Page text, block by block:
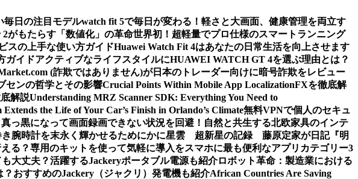
毎日の注目モデルwatch fit 5で毎日が変わる！軽さと大画面、健康管理を両立す
がもたらす「数値化」の革命世界初！超軽量でプロ仕様のスマートランニング
スの上手な使い方ガイドHuawei Watch Fit 4はあなたの日常生活を向上させます
ガイドアクティブなライフスタイルにHUAWEI WATCH GT 4を選ぶ理由とは？
(詐欺ではありません)が日本のトレーダー向けに暗号詐欺をレビュー
センの哲学とその影響Crucial Points Within Mobile App LocalizationFXを徹底解
解説Understanding MRZ Scanner SDK: Everything You Need to
the Life of Your Car’s Finish in Orlando’s Climate無料VPNで個人のセキュ
っ黒になって画面録画できない状況を回避！ 自然と共生する北欧家具のインテ
き腕時計を末永く輝かせるためにかに星雲 超新星の記録 藤原定家が日記『明
る？専用のキットを使って気軽に導入をスマホに最も便利なアプリカテゴリー3
大丈夫？活躍するJackeryポータブル電源も紹介ロボット革命：製造業における
？おすすめのJackery（ジャクリ）発電機も紹介African Countries Are Saving